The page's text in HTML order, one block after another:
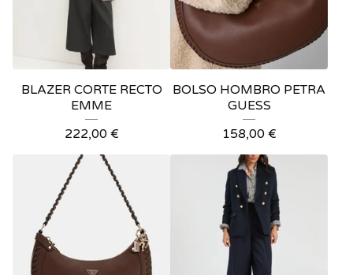
BLAZER CORTE RECTO
EMME
222,00 €
BOLSO HOMBRO PETRA
GUESS
158,00 €